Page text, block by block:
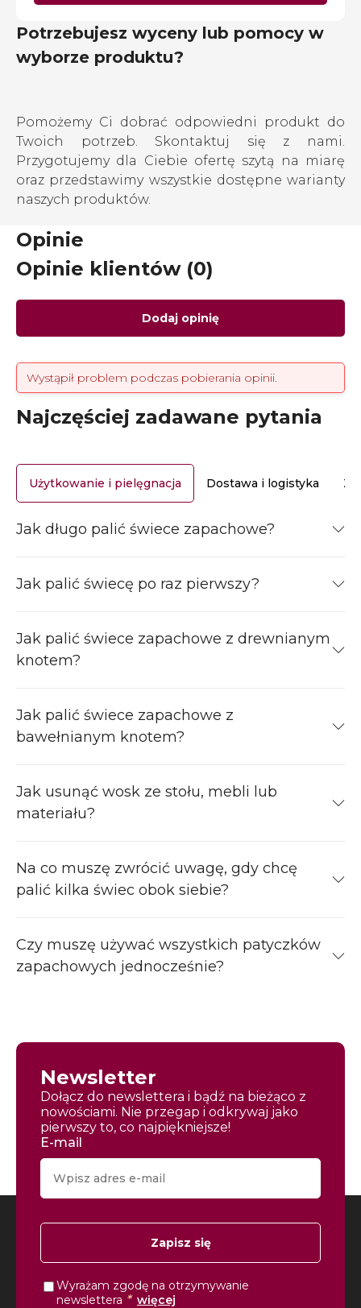
Potrzebujesz wyceny lub pomocy w
wyborze produktu?
Pomożemy Ci dobrać odpowiedni produkt do
Twoich potrzeb. Skontaktuj się z nami.
Przygotujemy dla Ciebie ofertę szytą na miarę
oraz przedstawimy wszystkie dostępne warianty
naszych produktów.
Opinie
Opinie klientów (0)
Dodaj opinię
Wystąpił problem podczas pobierania opinii.
Najczęściej zadawane pytania
Użytkowanie i pielęgnacja Dostawa i logistyka
Jak długo palić świece zapachowe?
Jak palić świecę po raz pierwszy?
Jak palić świece zapachowe z drewnianym
knotem?
Jak palić świece zapachowe z
bawełnianym knotem?
Jak usunąć wosk ze stołu, mebli lub
materiału?
Na co muszę zwrócić uwagę, gdy chcę
palić kilka świec obok siebie?
Czy muszę używać wszystkich patyczków
zapachowych jednocześnie?
Newsletter
Dołącz do newslettera i bądź na bieżąco z
nowościami. Nie przegap i odkrywaj jako
pierwszy to, co najpiękniejsze!
E-mail
Zapisz się
Wyrażam zgodę na otrzymywanie
newslettera * więcej